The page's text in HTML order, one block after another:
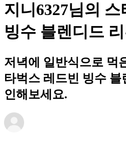
지니6327님의
빙수 블렌디드
저녁에 일반식으로 먹
타벅스 레드빈 빙수
인해보세요.